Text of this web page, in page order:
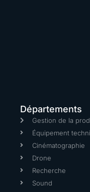
Départements
Gestion de la
Équipement
Cinématographie
Drone
Recherche
Sound